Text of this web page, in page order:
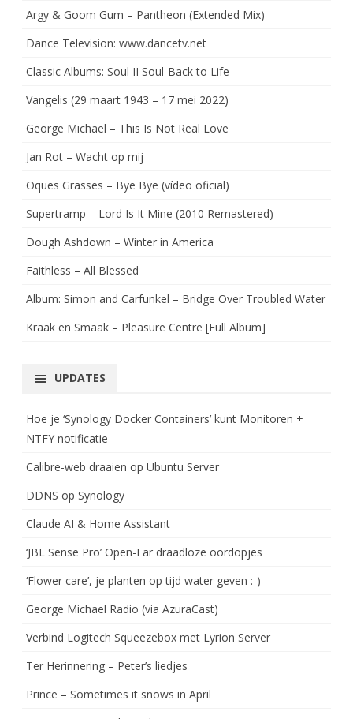
Argy & Goom Gum – Pantheon (Extended Mix)
Dance Television: www.dancetv.net
Classic Albums: Soul II Soul-Back to Life
Vangelis (29 maart 1943 – 17 mei 2022)
George Michael – This Is Not Real Love
Jan Rot – Wacht op mij
Oques Grasses – Bye Bye (vídeo oficial)
Supertramp – Lord Is It Mine (2010 Remastered)
Dough Ashdown – Winter in America
Faithless – All Blessed
Album: Simon and Carfunkel – Bridge Over Troubled Water
Kraak en Smaak – Pleasure Centre [Full Album]
UPDATES
Hoe je ‘Synology Docker Containers’ kunt Monitoren +
NTFY notificatie
Calibre-web draaien op Ubuntu Server
DDNS op Synology
Claude AI & Home Assistant
‘JBL Sense Pro’ Open-Ear draadloze oordopjes
‘Flower care’, je planten op tijd water geven :-)
George Michael Radio (via AzuraCast)
Verbind Logitech Squeezebox met Lyrion Server
Ter Herinnering – Peter’s liedjes
Prince – Sometimes it snows in April